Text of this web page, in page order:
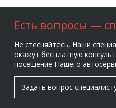
Есть вопросы —
Не стесняйтесь, Наши
окажут бесплатную
посещение Нашего
Задать вопрос